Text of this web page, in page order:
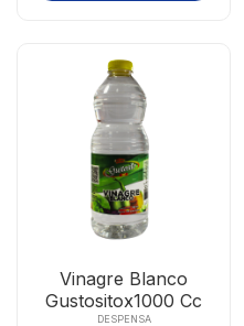
Vinagre Blanco
Gustositox1000 Cc
DESPENSA